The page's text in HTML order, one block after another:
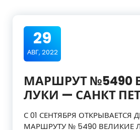
29
АВГ, 2022
МАРШРУТ №5490
ЛУКИ — САНКТ
С 01 СЕНТЯБРЯ ОТКРЫВАЕТСЯ
МАРШРУТУ № 5490 ВЕЛИКИЕ